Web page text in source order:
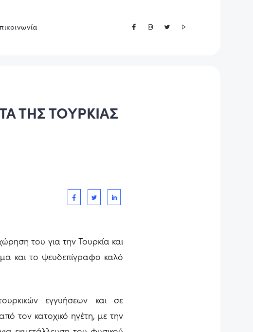
ΤΗΣ ΤΟΥΡΚΙΑΣ
του για την Τουρκία και
και το ψευδεπίγραφο καλό
εγγυήσεων και σε
τον κατοχικό ηγέτη, με την